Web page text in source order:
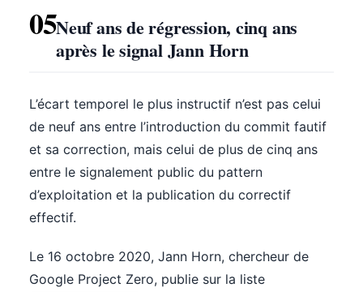
05Neuf ans de régression, cinq ans
après le signal Jann Horn
L’écart temporel le plus instructif n’est pas celui
de neuf ans entre l’introduction du commit fautif
et sa correction, mais celui de plus de cinq ans
entre le signalement public du pattern
d’exploitation et la publication du correctif
effectif.
Le 16 octobre 2020, Jann Horn, chercheur de
Google Project Zero, publie sur la liste